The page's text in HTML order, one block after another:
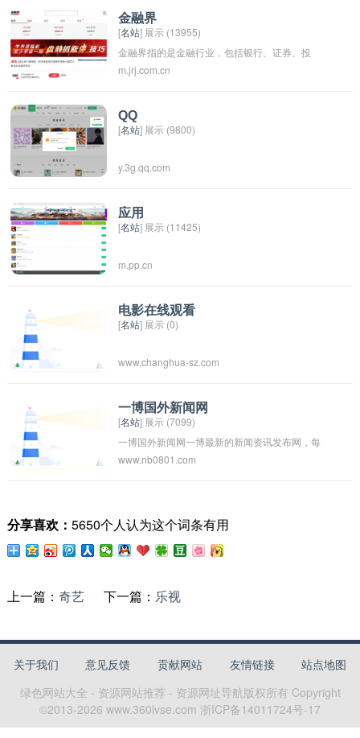
医疗专家进行咨询和诊疗，方便快捷地解决健康
问题。名医在线致力于为用户提供优质的医疗服
务，帮助他们更好地管理自己的健康。
金融界
[名站] 展示 (13955)
金融界指的是金融行业，包括银行、证券、投
资、保险等领域。金融界是一个庞大而复杂的行
融界工作的人员涉及到各种金融产品和服务的交
易、管理和监管，具有相应的专业知识和技能。
投身其中追求发展和成功。
m.jrj.com.cn
QQ
[名站] 展示 (9800)
y.3g.qq.com
应用
[名站] 展示 (11425)
m.pp.cn
电影在线观看
[名站] 展示 (0)
www.changhua-sz.com
一博国外新闻网
[名站] 展示 (7099)
一博国外新闻网一博最新的新闻资讯发布网，每
天实时更新，国内网民的最爱.尽在一博观世界说
可即推送。一博头条、在线视频、国外新闻推
荐、本地/财经/军事/娱乐/体育/社会/汽车/网站、
www.nb0801.com
分享喜欢： 5650个人认为这个词条有用
上一篇： 奇艺 下一篇： 乐视
关于我们 意见反馈 贡献网站 友情链接
站点地图
绿色网站大全 - 资源网站推荐 - 资源网址导航版权所有 Copyright
©2013-2026 www.360lvse.com 浙ICP备14011724号-17